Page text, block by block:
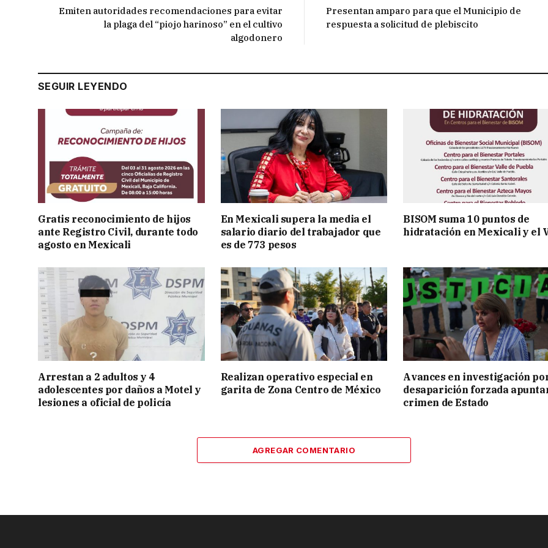
Emiten autoridades recomendaciones para evitar
la plaga del “piojo harinoso” en el cultivo
algodonero
Presentan amparo para que el Municipio de
respuesta a solicitud de plebiscito
SEGUIR LEYENDO
Gratis reconocimiento de hijos
ante Registro Civil, durante todo
agosto en Mexicali
En Mexicali supera la media el
salario diario del trabajador que
es de 773 pesos
BISOM suma 10 puntos de
hidratación en Mexicali y el
Arrestan a 2 adultos y 4
adolescentes por daños a Motel y
lesiones a oficial de policía
Realizan operativo especial en
garita de Zona Centro de México
Avances en investigación
desaparición forzada
crimen de Estado
AGREGAR COMENTARIO